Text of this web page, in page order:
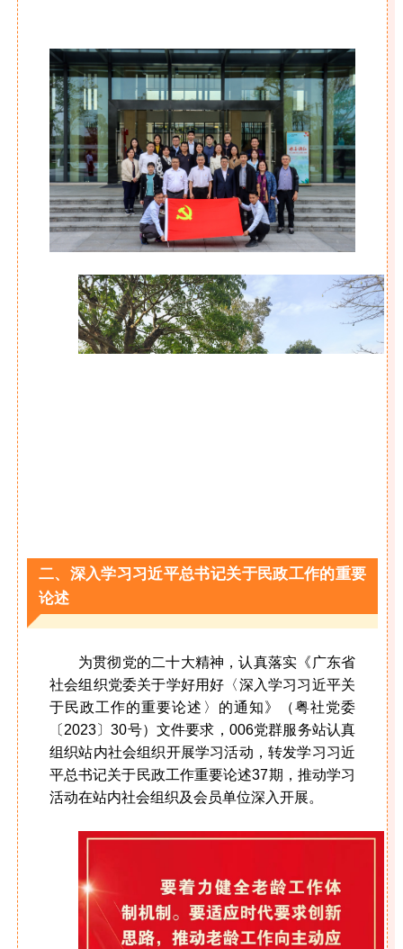
二、深入学习习近平总书记关于民政工作的重要
论述
为贯彻党的二十大精神，认真落实《广东省
社会组织党委关于学好用好〈深入学习习近平关
于民政工作的重要论述〉的通知》（粤社党委
〔2023〕30号）文件要求，006党群服务站认真
组织站内社会组织开展学习活动，转发学习习近
平总书记关于民政工作重要论述37期，推动学习
活动在站内社会组织及会员单位深入开展。